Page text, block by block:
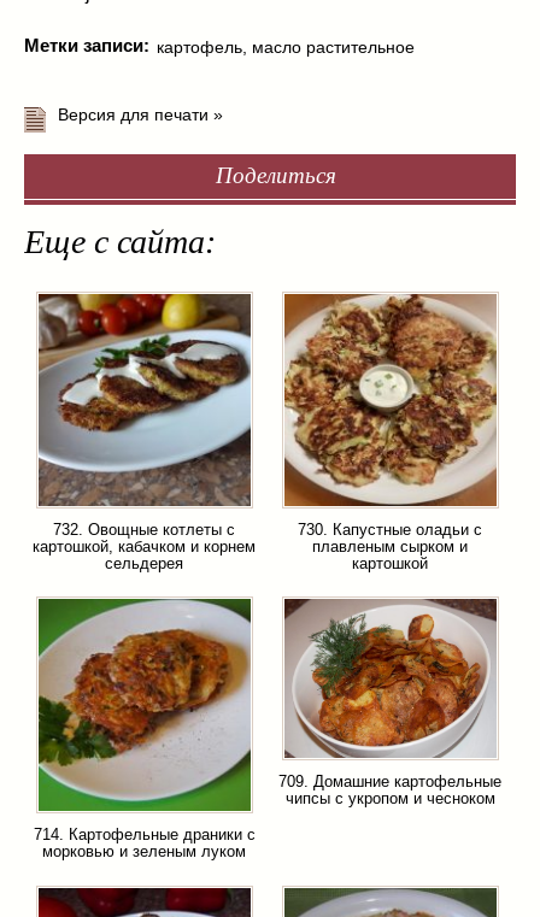
Метки записи: картофель масло растительное
Версия для печати »
Поделиться
Еще с сайта:
732. Овощные котлеты с
картошкой, кабачком и корнем
сельдерея
730. Капустные оладьи с
плавленым сырком и
картошкой
714. Картофельные драники с
морковью и зеленым луком
709. Домашние картофельные
чипсы с укропом и чесноком